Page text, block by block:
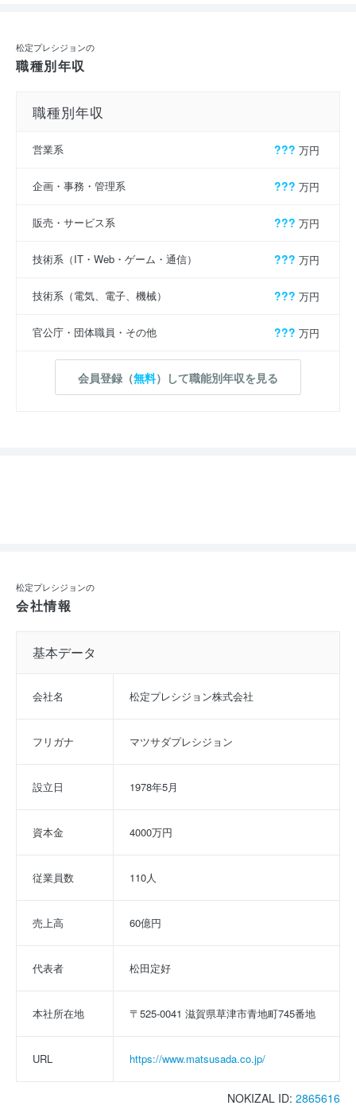
松定プレシジョンの
職種別年収
職種別年収
営業系 ??? 万円
企画・事務・管理系 ??? 万円
販売・サービス系 ??? 万円
技術系（IT・Web・ゲーム・通信） ??? 万円
技術系（電気、電子、機械） ??? 万円
官公庁・団体職員・その他 ??? 万円
会員登録（無料）して職能別年収を見る
松定プレシジョンの
会社情報
基本データ
会社名 松定プレシジョン株式会社
フリガナ マツサダプレシジョン
設立日 1978年5月
資本金 4000万円
従業員数 110人
売上高 60億円
代表者 松田定好
本社所在地 〒525-0041 滋賀県草津市青地町745番地
URL https://www.matsusada.co.jp/
NOKIZAL ID: 2865616